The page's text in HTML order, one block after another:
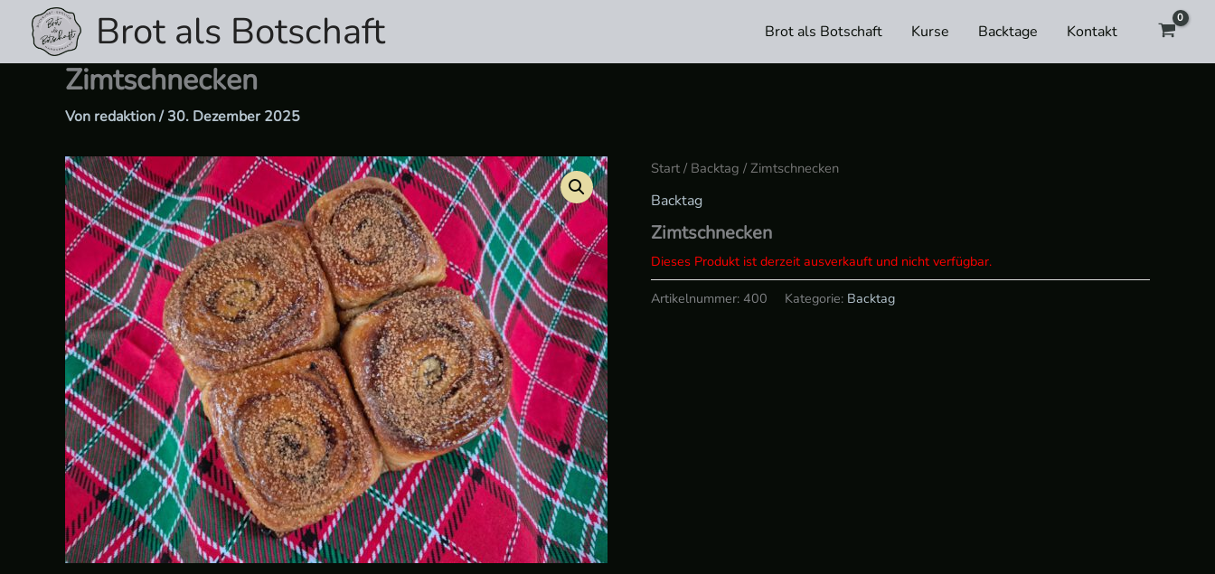
Inhalt
springen
Brot als Botschaft Brot als Botschaft Kurse Backtage Kontakt
Zimtschnecken
Von redaktion/30. Dezember 2025
Start / Backtag / Zimtschnecken
Backtag
Zimtschnecken
Dieses Produkt ist derzeit ausverkauft und nicht verfügbar.
Artikelnummer: 400 Kategorie: Backtag